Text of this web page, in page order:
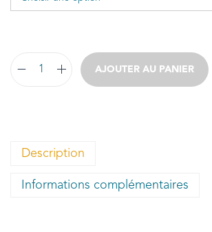
AJOUTER AU PANIER
Description
Informations complémentaires